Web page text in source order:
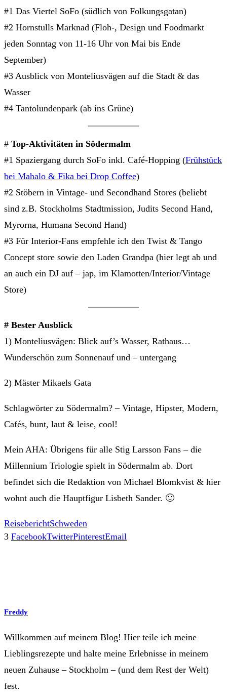
#1 Das Viertel SoFo (südlich von Folkungsgatan)
#2 Hornstulls Marknad (Floh-, Design und Foodmarkt
jeden Sonntag von 11-16 Uhr von Mai bis Ende
September)
#3 Ausblick von Monteliusvägen auf die Stadt & das
Wasser
#4 Tantolundenpark (ab ins Grüne)
# Top-Aktivitäten in Södermalm
#1 Spaziergang durch SoFo inkl. Café-Hopping (Frühstück
bei Mahalo & Fika bei Drop Coffee)
#2 Stöbern in Vintage- und Secondhand Stores (beliebt
sind z.B. Stockholms Stadtmission, Judits Second Hand,
Myrorna, Humana Second Hand)
#3 Für Interior-Fans empfehle ich den Twist & Tango
Concept store sowie den Laden Grandpa (hier legt ab und
an auch ein DJ auf – jap, im Klamotten/Interior/Vintage
Store)
# Bester Ausblick
1) Monteliusvägen: Blick auf’s Wasser, Rathaus…
Wunderschön zum Sonnenauf und – untergang
2) Mäster Mikaels Gata
Schlagwörter zu Södermalm? – Vintage, Hipster, Modern,
Cafés, bunt, laut & leise, cool!
Mein AHA: Übrigens für alle Stig Larsson Fans – die
Millennium Triologie spielt in Södermalm ab. Dort
befindet sich die Redaktion von Michael Blomkvist & hier
wohnt auch die Hauptfigur Lisbeth Sander. 🙂
ReiseberichtSchweden
3 FacebookTwitterPinterestEmail
Freddy
Willkommen auf meinem Blog! Hier teile ich meine
Lieblingsrezepte und halte meine Erlebnisse in meinem
neuen Zuhause – Stockholm – (und dem Rest der Welt)
fest.